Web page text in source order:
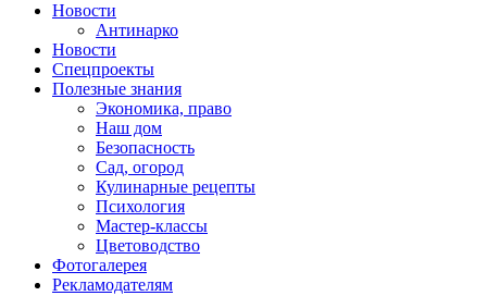
Новости
Антинарко
Новости
Спецпроекты
Полезные знания
Экономика, право
Наш дом
Безопасность
Сад, огород
Кулинарные рецепты
Психология
Мастер-классы
Цветоводство
Фотогалерея
Рекламодателям